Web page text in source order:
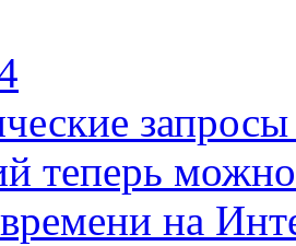
теперь
на